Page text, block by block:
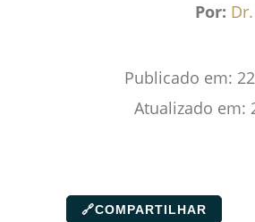
Por:
Publicado em:
Atualizado em:
🔗COMPARTILHAR